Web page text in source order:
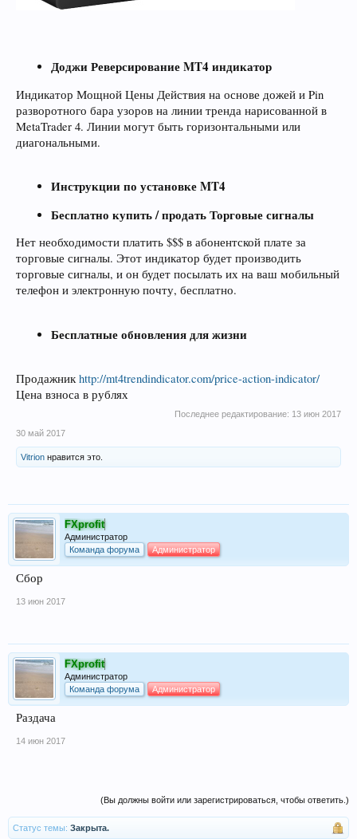
Доджи Реверсирование MT4 индикатор
Индикатор Мощной Цены Действия на основе дожей и Pin
разворотного бара узоров на линии тренда нарисованной в
MetaTrader 4. Линии могут быть горизонтальными или
диагональными.
Инструкции по установке MT4
Бесплатно купить / продать Торговые сигналы
Нет необходимости платить $$$ в абонентской плате за
торговые сигналы. Этот индикатор будет производить
торговые сигналы, и он будет посылать их на ваш мобильный
телефон и электронную почту, бесплатно.
Бесплатные обновления для жизни
Продажник http://mt4trendindicator.com/price-action-indicator/
Цена взноса в рублях
Последнее редактирование: 13 июн 2017
30 май 2017
Vitrion нравится это.
FXprofit
Администратор
Команда форума
Администратор
Сбор
13 июн 2017
FXprofit
Администратор
Команда форума
Администратор
Раздача
14 июн 2017
(Вы должны войти или зарегистрироваться, чтобы ответить.)
Статус темы: Закрыта.